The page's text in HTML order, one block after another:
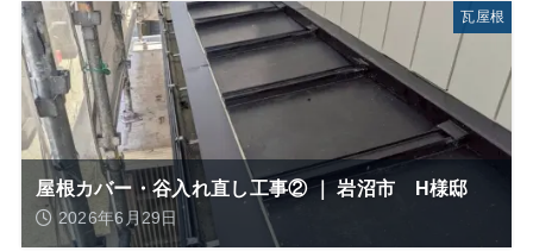
瓦屋根
屋根カバー・谷入れ直し工事② ｜ 岩沼市 H様邸
2026年6月29日